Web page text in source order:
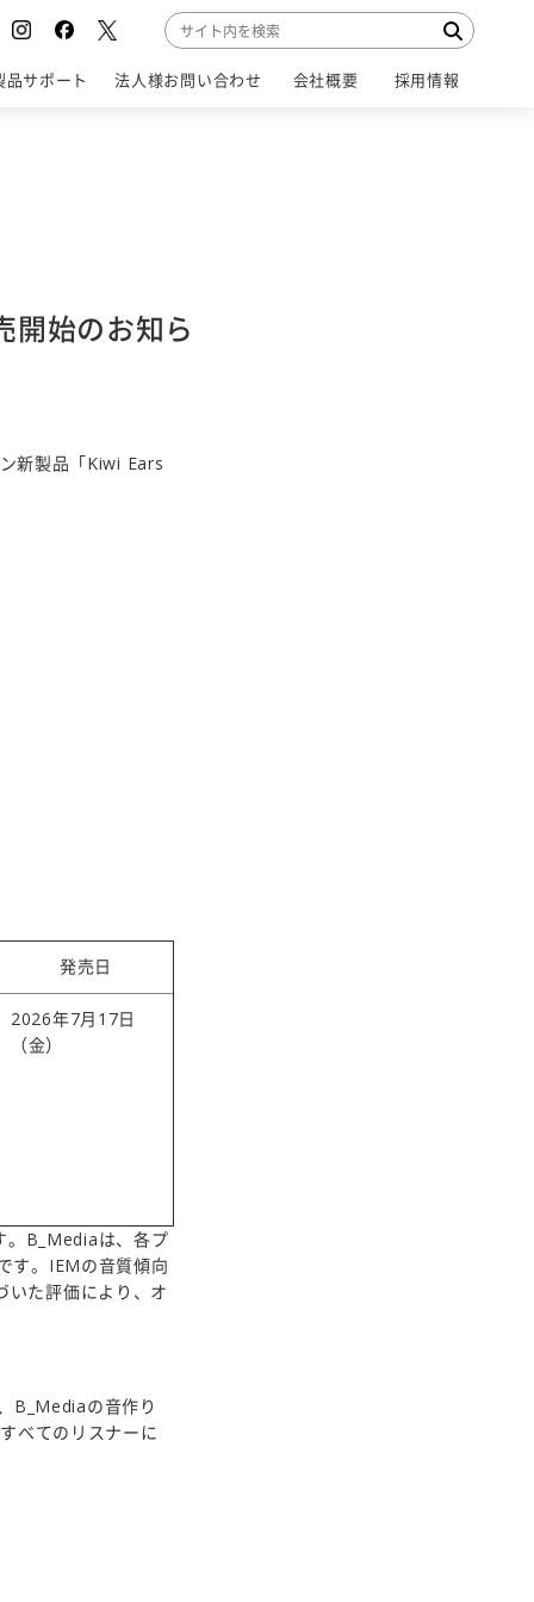
品サポート
法人様お問い合わせ
会社概要
採用情報
始のお知ら
新製品「Kiwi Ears
発売日
2026年7月17日
（金）
B_Mediaは、各プ
す。IEMの音質傾向
いた評価により、オ
B_Mediaの音作り
べてのリスナーに